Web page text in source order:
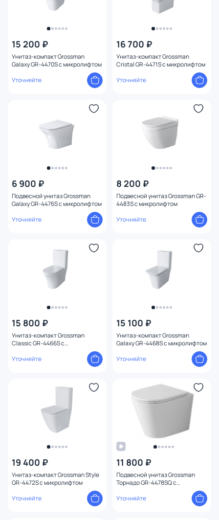
15 200 ₽
Унитаз-компакт Grossman
Galaxy GR-4470S с микролифтом
Уточняйте
16 700 ₽
Унитаз-компакт Grossman
Cristal GR-4471S с микролифтом
Уточняйте
6 900 ₽
Подвесной унитаз Grossman
Galaxy GR-4476S с микролифтом
Уточняйте
8 200 ₽
Подвесной унитаз Grossman GR-
4483S с микролифтом
Уточняйте
15 800 ₽
Унитаз-компакт Grossman
Classic GR-4466S с
Уточняйте
15 100 ₽
Унитаз-компакт Grossman
Galaxy GR-4468S с микролифтом
Уточняйте
19 400 ₽
Унитаз-компакт Grossman Style
GR-4472S с микролифтом
Уточняйте
11 800 ₽
Подвесной унитаз Grossman
Торнадо GR-4478SQ с
Уточняйте